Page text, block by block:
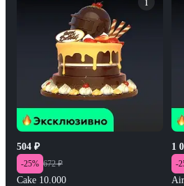
504 ₽
-25% 672 ₽
Cake 10.000
1
-